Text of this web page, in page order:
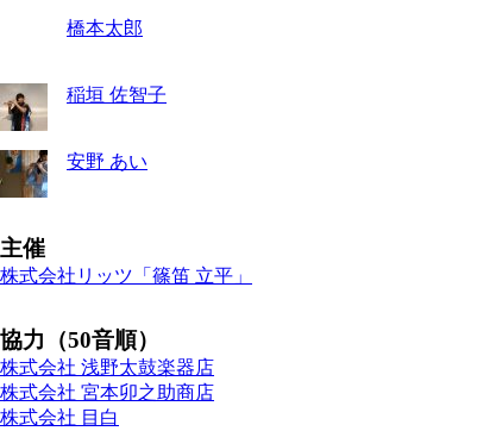
橋本太郎
稲垣 佐智子
安野 あい
主催
株式会社リッツ「篠笛 立平」
協力（50音順）
株式会社 浅野太鼓楽器店
株式会社 宮本卯之助商店
株式会社 目白